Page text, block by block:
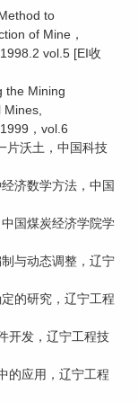
to
of Mine，
vol.5 [EI收
the Mining
，vol.6
片沃土，中国科技
济数学方法，中国
国煤炭经济学院学
与动态调整，辽宁
的研究，辽宁工程
开发，辽宁工程技
的应用，辽宁工程